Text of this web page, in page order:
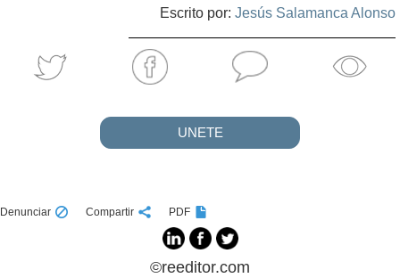
Escrito por: Jesús Salamanca Alonso
UNETE
Denunciar Compartir PDF
©reeditor.com